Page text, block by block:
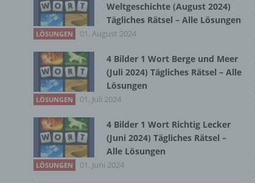
Weltgeschichte (August 2024)
Tägliches Rätsel – Alle Lösungen
LÖSUNGEN 01. August 2024
4 Bilder 1 Wort Berge und Meer
(Juli 2024) Tägliches Rätsel – Alle
Lösungen
LÖSUNGEN 01. Juli 2024
4 Bilder 1 Wort Richtig Lecker
(Juni 2024) Tägliches Rätsel –
Alle Lösungen
LÖSUNGEN 01. Juni 2024